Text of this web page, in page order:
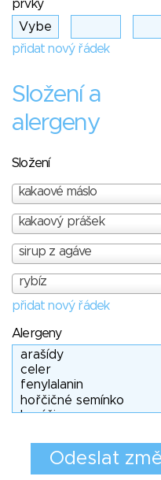
prvky
přidat nový řádek
Složení a
alergeny
Složení
kakaové máslo
kakaový prášek
sirup z agáve
rybíz
přidat nový řádek
Alergeny